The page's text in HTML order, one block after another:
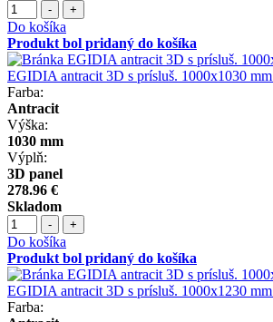
- +
Do košíka
Produkt bol pridaný do košíka
EGIDIA antracit 3D s prísluš. 1000x1030 mm
Farba:
Antracit
Výška:
1030 mm
Výplň:
3D panel
278.96 €
Skladom
- +
Do košíka
Produkt bol pridaný do košíka
EGIDIA antracit 3D s prísluš. 1000x1230 mm
Farba: